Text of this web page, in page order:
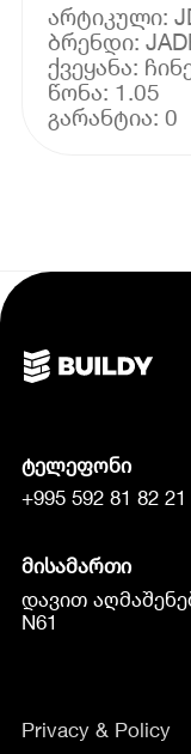
არტიკული:
ბრენდი:
ქვეყანა:
წონა: 1.05
ტელეფონი
+995 592 81 82 21
მისამართი
დავით
N61
Privacy & Policy